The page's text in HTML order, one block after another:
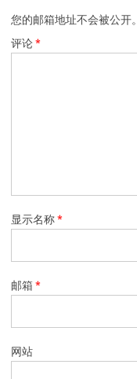
您的邮箱地址不会被公开。
评论*
显示名称*
邮箱*
网站